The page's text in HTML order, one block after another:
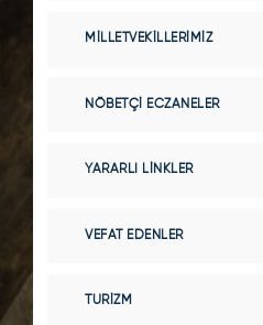
MILLETVEKILLERIMIZ
NÖBETÇI ECZANELER
YARARLI LINKLER
VEFAT EDENLER
TURIZM